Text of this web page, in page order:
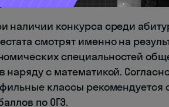
наличии конкурса среди
смотрят именно на
специальностей
наряду с математикой.
классы рекомендуется
по ОГЭ.